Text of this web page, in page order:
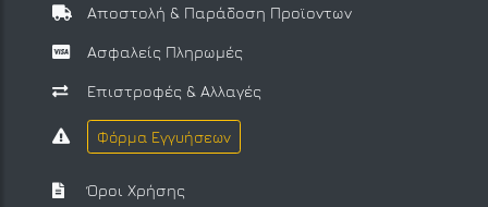
Αποστολή & Παράδοση Προϊοντων
Ασφαλείς Πληρωμές
Επιστροφές & Αλλαγές
Φόρμα Εγγυήσεων
Όροι Χρήσης